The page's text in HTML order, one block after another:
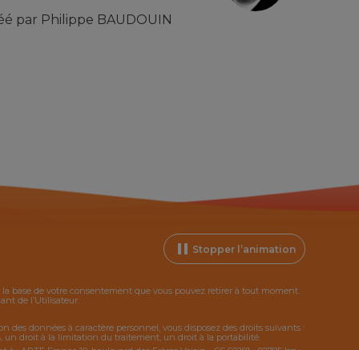
par Philippe BAUDOUIN
Stopper l’animation
base de votre consentement que vous pouvez retirer à tout moment.
de l’Utilisateur.
des données à caractère personnel, vous disposez des droits suivants :
un droit à la limitation du traitement, un droit à la portabilité.